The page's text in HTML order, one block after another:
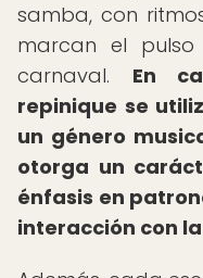
samba, con
marcan el
carnaval. En
repinique se
un género
otorga un
énfasis en
interacción con